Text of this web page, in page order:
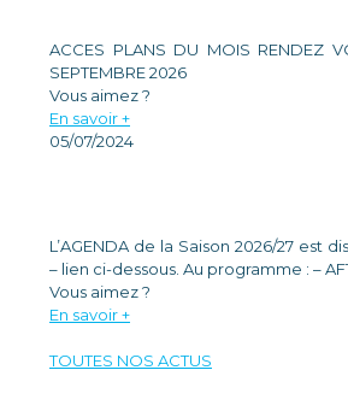
ACCES PLANS DU MOIS RENDEZ
SEPTEMBRE 2026
Vous aimez ?
En savoir +
05/07/2024
L’AGENDA de la Saison 2026/27 est
– lien ci-dessous. Au programme : –
Vous aimez ?
En savoir +
TOUTES NOS ACTUS